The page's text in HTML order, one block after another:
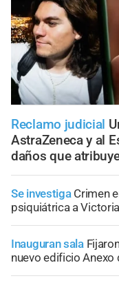
Reclamo judicial
AstraZeneca y al
daños que
Se investiga Crimen
psiquiátrica a
Inauguran sala
nuevo edificio Anexo